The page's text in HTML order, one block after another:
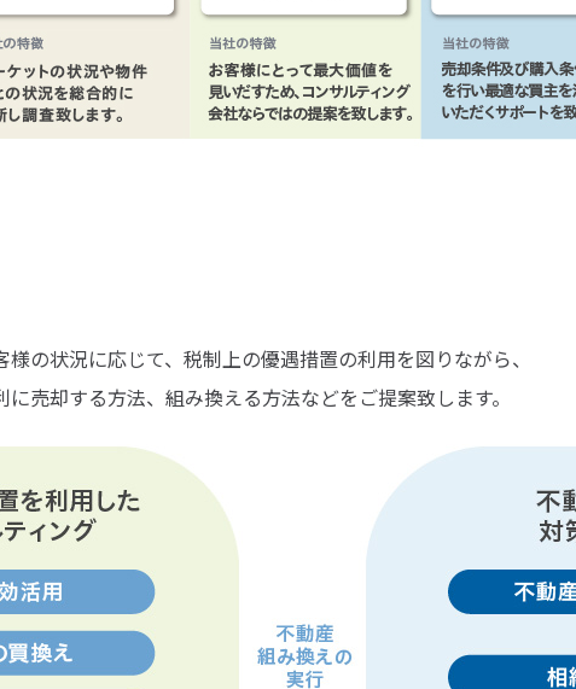
の状況に応じて、税制上の優遇措置の利用を図りながら、
売却する方法、組み換える方法などをご提案致します。